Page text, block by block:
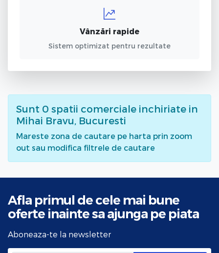
Vânzări rapide
Sistem optimizat pentru rezultate
Sunt 0 spatii comerciale inchiriate in
Mihai Bravu, Bucuresti
Mareste zona de cautare pe harta prin zoom
out sau modifica filtrele de cautare
Afla primul de cele mai bune
oferte inainte sa ajunga pe piata
Aboneaza-te la newsletter